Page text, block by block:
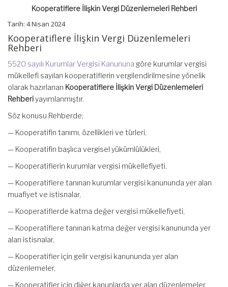
Kooperatiflere İlişkin Vergi Düzenlemeleri Rehberi
Tarih: 4 Nisan 2024
Kooperatiflere İlişkin Vergi Düzenlemeleri
Rehberi
5520 sayılı Kurumlar Vergisi Kanununa göre kurumlar vergisi
mükellefi sayılan kooperatiflerin vergilendirilmesine yönelik
olarak hazırlanan Kooperatiflere İlişkin Vergi Düzenlemeleri
Rehberiyayımlanmıştır.
Söz konusu Rehberde;
— Kooperatifin tanımı, özellikleri ve türleri,
— Kooperatifin başlıca vergisel yükümlülükleri,
— Kooperatiflerin kurumlar vergisi mükellefiyeti,
— Kooperatiflere tanınan kurumlar vergisi kanununda yer alan
muafiyet ve istisnalar,
— Kooperatiflerde katma değer vergisi mükellefiyeti,
— Kooperatiflere tanınan katma değer vergisi kanununda yer
alan istisnalar,
— Kooperatifler için gelir vergisi kanununda yer alan
düzenlemeler,
— Kooperatifler için diğer kanunlarda yer alan düzenlemeler,